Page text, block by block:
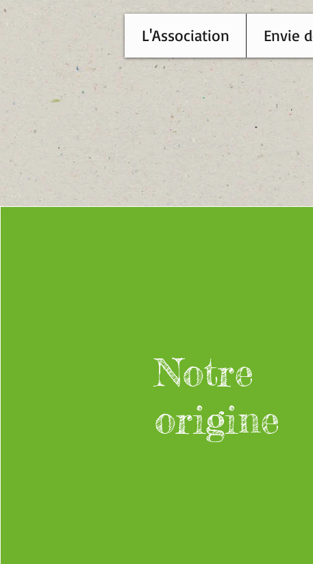
L'Association Envie
Notre
origine